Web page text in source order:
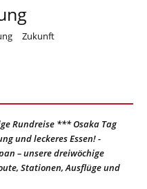
Zukunft
Rundreise *** Osaka Tag
und leckeres Essen! -
– unsere dreiwöchige
Stationen, Ausflüge und